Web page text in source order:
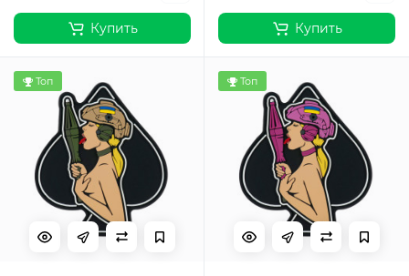
Купить Купить
Топ Топ